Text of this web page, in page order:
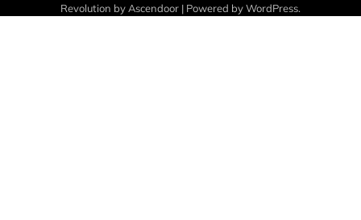
Revolution by Ascendoor | Powered byWordPress.